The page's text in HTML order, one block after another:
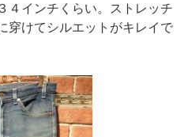
４インチくらい。ストレッチ
穿けてシルエットがキレイで